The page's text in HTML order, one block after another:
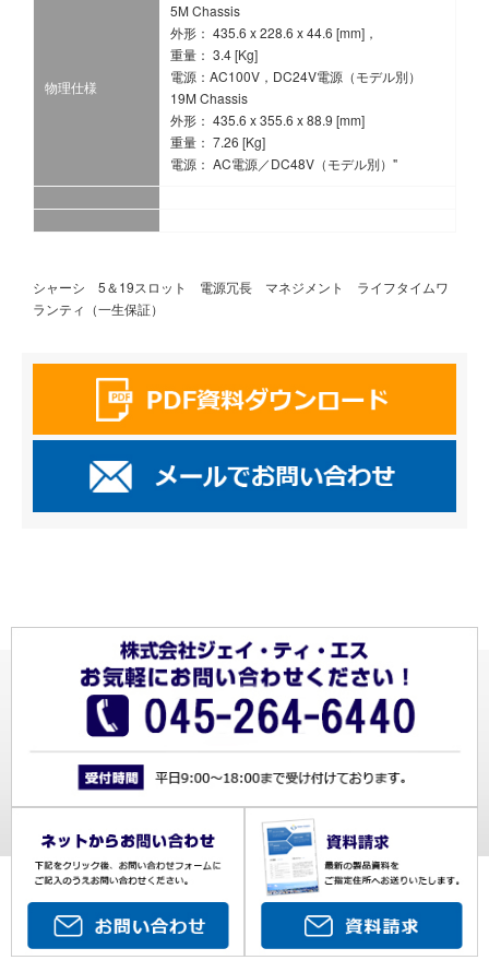
物理仕様
5M Chassis
外形： 435.6 x 228.6 x 44.6 [mm]，
重量： 3.4 [Kg]
電源：AC100V，DC24V電源（モデル別）
19M Chassis
外形： 435.6 x 355.6 x 88.9 [mm]
重量： 7.26 [Kg]
電源： AC電源／DC48V（モデル別）"
シャーシ 5＆19スロット 電源冗長 マネジメント ライフタイムワ
ランティ（一生保証）